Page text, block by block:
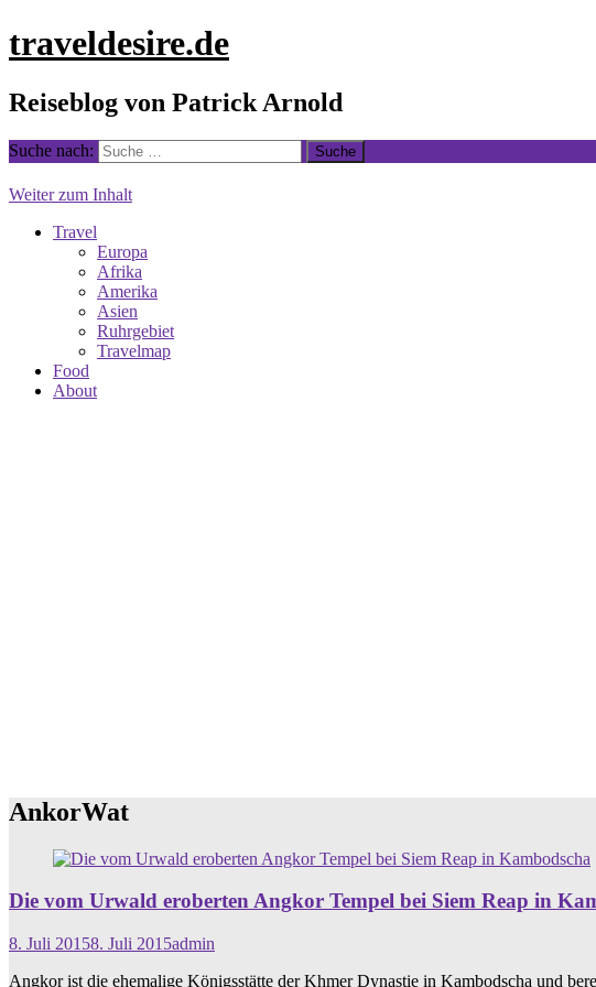
traveldesire.de
Reiseblog von Patrick Arnold
Suche nach:
Weiter zum Inhalt
Travel
Europa
Afrika
Amerika
Asien
Ruhrgebiet
Travelmap
Food
About
AnkorWat
Die vom Urwald eroberten Angkor Tempel bei Siem Reap in
8. Juli 20158. Juli 2015admin
Angkor ist die ehemalige Königsstätte der Khmer Dynastie in Kambodscha und